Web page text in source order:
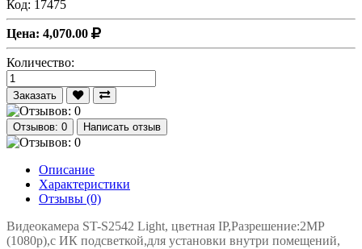
Код: 17475
Цена: 4,070.00
Количество:
Заказать
Отзывов: 0 Написать отзыв
Описание
Характеристики
Отзывы (0)
Видеокамера ST-S2542 Light, цветная IP,Разрешение:2MP
(1080p),с ИК подсветкой,для установки внутри помещений,